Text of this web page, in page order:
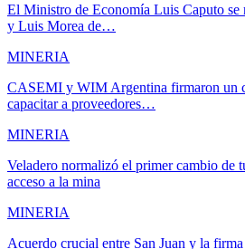
El Ministro de Economía Luis Caputo se
y Luis Morea de…
MINERIA
CASEMI y WIM Argentina firmaron un
capacitar a proveedores…
MINERIA
Veladero normalizó el primer cambio de
acceso a la mina
MINERIA
Acuerdo crucial entre San Juan y la